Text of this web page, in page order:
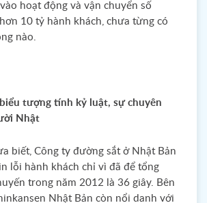
hoạt động và vận chuyển số
10 tỷ hành khách, chưa từng có
nào.
tượng tính kỷ luật, sự chuyên
Nhật
biết, Công ty đường sắt ở Nhật Bản
lỗi hành khách chỉ vì đã để tổng
trong năm 2012 là 36 giây. Bên
Nhật Bản còn nổi danh với